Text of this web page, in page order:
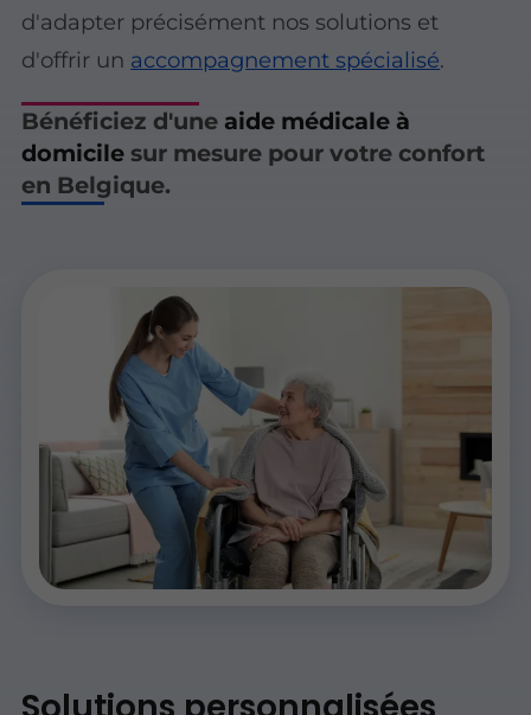
d'adapter précisément nos solutions et
d'offrir un accompagnement spécialisé.
Bénéficiez d'une aide médicale à
domicile sur mesure pour votre confort
en Belgique.